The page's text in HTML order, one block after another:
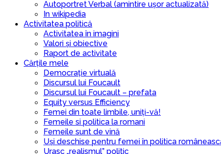
Autoportret Verbal (amintire ușor actualizată)
In wikipedia
Activitatea politică
Activitatea în imagini
Valori și obiective
Raport de activitate
Cărțile mele
Democrație virtuală
Discursul lui Foucault
Discursul lui Foucault – prefata
Equity versus Efficiency
Femei din toate limbile, uniți-vă!
Femeile si politica la romani
Femeile sunt de vină
Uși deschise pentru femei în politica
Urasc „realismul” politic